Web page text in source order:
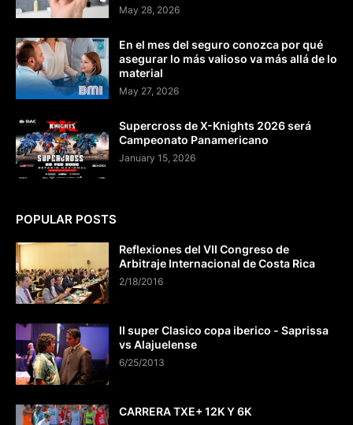
May 28, 2026
En el mes del seguro conozca por qué
asegurar lo más valioso va más allá de lo
material
May 27, 2026
Supercross de X-Knights 2026 será
Campeonato Panamericano
January 15, 2026
POPULAR POSTS
Reflexiones del VII Congreso de
Arbitraje Internacional de Costa Rica
2/18/2016
II super Clasico copa iberico - Saprissa
vs Alajuelense
6/25/2013
CARRERA TXE+ 12K Y 6K